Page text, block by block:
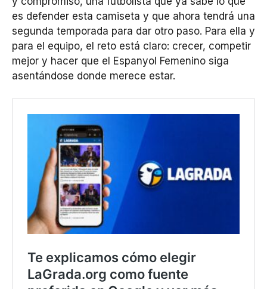
es defender esta camiseta y que ahora tendrá una
segunda temporada para dar otro paso. Para ella y
para el equipo, el reto está claro: crecer, competir
mejor y hacer que el Espanyol Femenino siga
asentándose donde merece estar.